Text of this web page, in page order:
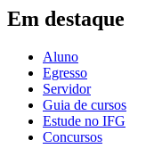
Em destaque
Aluno
Egresso
Servidor
Guia de cursos
Estude no IFG
Concursos